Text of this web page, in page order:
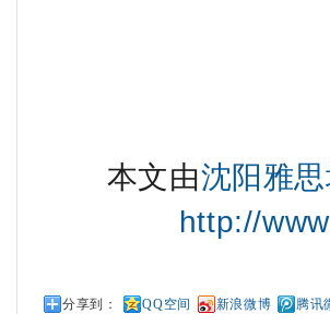
本文由沈阳雅思
http://
分享到： QQ空间 新浪微博 腾讯